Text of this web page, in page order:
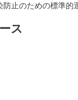
止のための標準的
ス